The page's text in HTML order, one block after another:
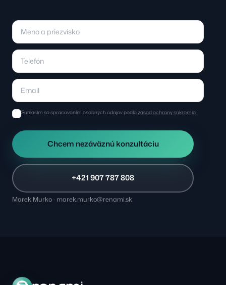
Súhlasím so spracovaním osobných údajov podľa zásad ochrany súkromia
Chcem nezáväznú konzultáciu
+421 907 787 808
Marek Murko · marek.murko@renami.sk